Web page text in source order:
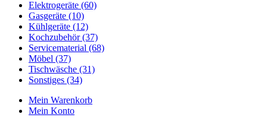
Elektrogeräte (60)
Gasgeräte (10)
Kühlgeräte (12)
Kochzubehör (37)
Servicematerial (68)
Möbel (37)
Tischwäsche (31)
Sonstiges (34)
Mein Warenkorb
Mein Konto